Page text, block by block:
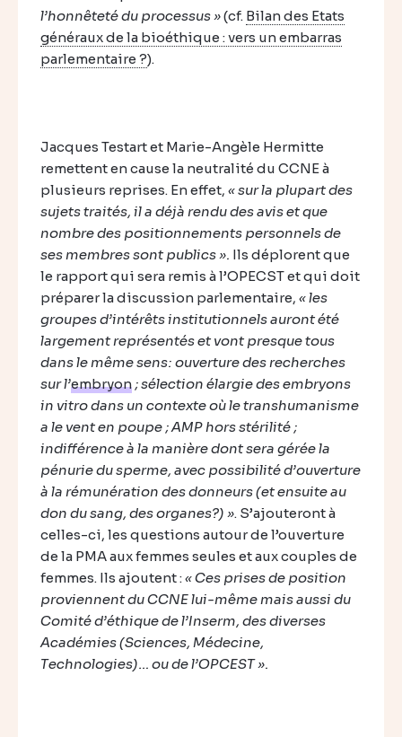
l’honnêteté du processus »(cf. Bilan des Etats
généraux de la bioéthique : vers un embarras
parlementaire ?).
Jacques Testart et Marie-Angèle Hermitte
remettent en cause la neutralité du CCNE à
plusieurs reprises. En effet, « sur la plupart des
sujets traités, il a déjà rendu des avis et que
nombre des positionnements personnels de
ses membres sont publics ». Ils déplorent que
le rapport qui sera remis à l’OPECST et qui doit
préparer la discussion parlementaire, « les
groupes d’intérêts institutionnels auront été
largement représentés et vont presque tous
dans le même sens: ouverture des recherches
sur l’embryon ; sélection élargie des embryons
in vitro dans un contexte où le transhumanisme
a le vent en poupe ; AMP hors stérilité ;
indifférence à la manière dont sera gérée la
pénurie du sperme, avec possibilité d’ouverture
à la rémunération des donneurs (et ensuite au
don du sang, des organes?) ». S’ajouteront à
celles-ci, les questions autour de l’ouverture
de la PMA aux femmes seules et aux couples de
femmes. Ils ajoutent :« Ces prises de position
proviennent du CCNE lui-même mais aussi du
Comité d’éthique de l’Inserm, des diverses
Académies (Sciences, Médecine,
Technologies)… ou de l’OPCEST ».